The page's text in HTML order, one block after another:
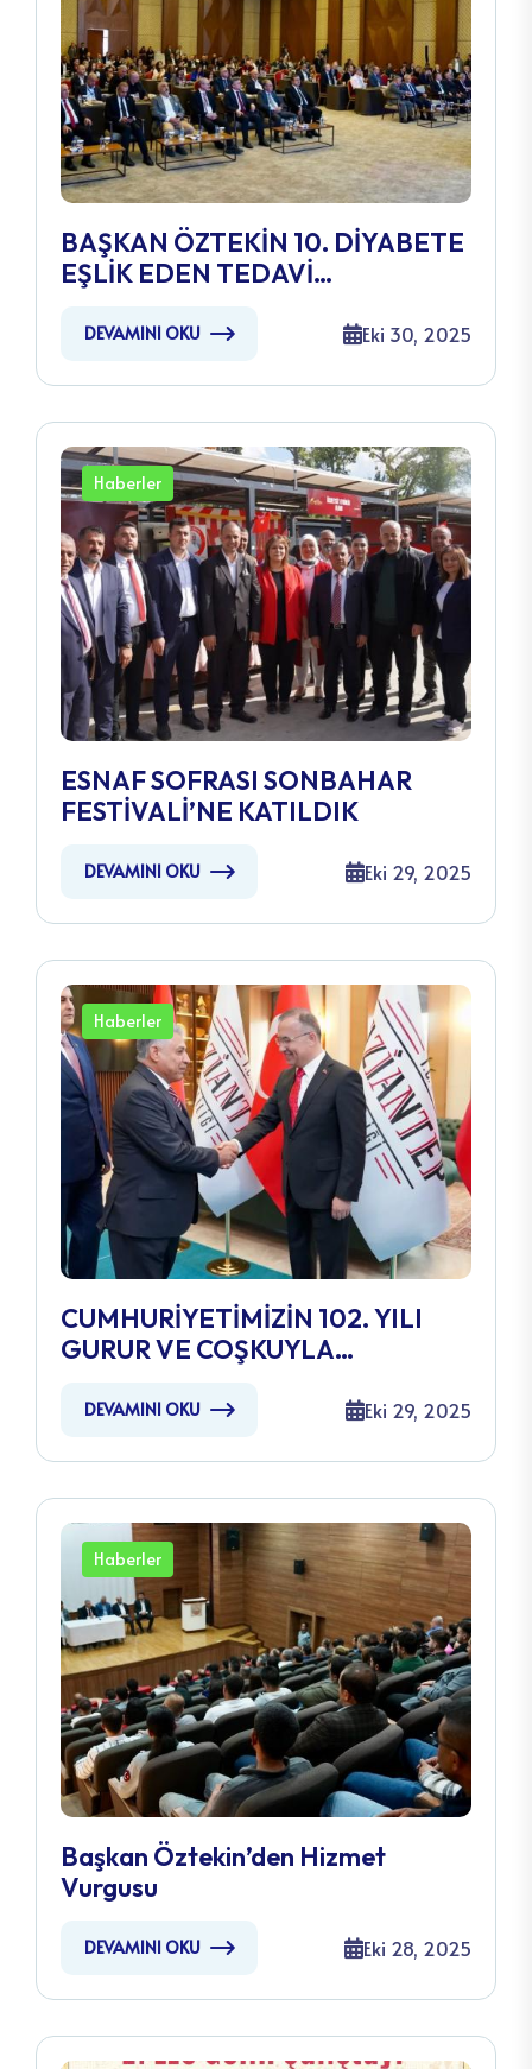
BAŞKAN ÖZTEKİN 10. DİYABETE
EŞLİK EDEN TEDAVİ
DEVAMINI OKU Eki 30, 2025
Haberler
ESNAF SOFRASI SONBAHAR
FESTİVALİ’NE KATILDIK
DEVAMINI OKU Eki 29, 2025
Haberler
CUMHURİYETİMİZİN 102. YILI
GURUR VE COŞKUYLA
DEVAMINI OKU Eki 29, 2025
Haberler
Başkan Öztekin’den Hizmet
Vurgusu
DEVAMINI OKU Eki 28, 2025